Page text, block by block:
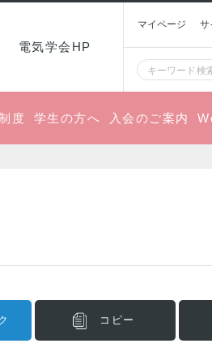
電気学会HP
マイページ サ
度 学生の方へ 入会のご案内
コピー